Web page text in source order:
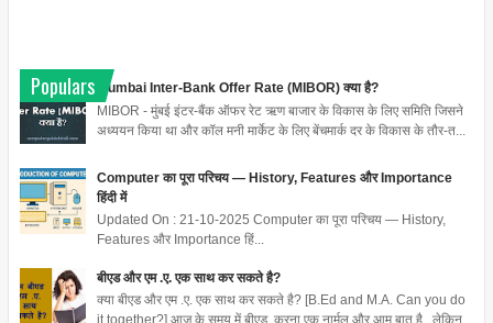
Populars
Mumbai Inter-Bank Offer Rate (MIBOR) क्या है?
MIBOR - मुंबई इंटर-बैंक ऑफर रेट ऋण बाजार के विकास के लिए समिति जिसने
अध्ययन किया था और कॉल मनी मार्केट के लिए बेंचमार्क दर के विकास के तौर-त...
Computer का पूरा परिचय — History, Features और Importance
हिंदी में
Updated On : 21-10-2025 Computer का पूरा परिचय — History,
Features और Importance हिं...
बीएड और एम .ए. एक साथ कर सकते है?
क्या बीएड और एम .ए. एक साथ कर सकते है? [B.Ed and M.A. Can you do